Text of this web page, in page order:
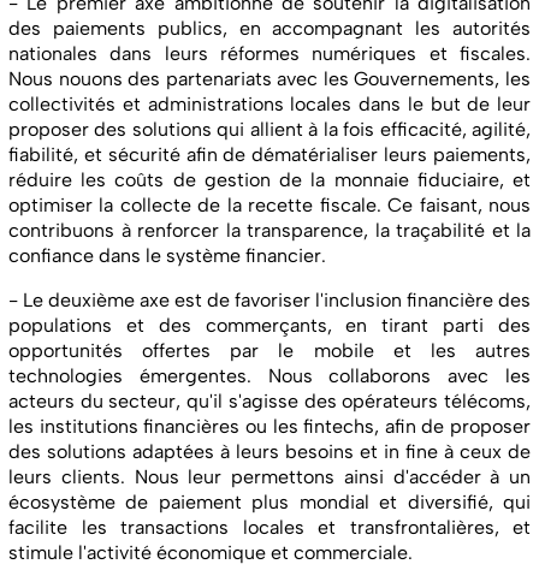
des paiements publics, en accompagnant les autorités
nationales dans leurs réformes numériques et fiscales.
Nous nouons des partenariats avec les Gouvernements, les
collectivités et administrations locales dans le but de leur
proposer des solutions qui allient à la fois efficacité, agilité,
fiabilité, et sécurité afin de dématérialiser leurs paiements,
réduire les coûts de gestion de la monnaie fiduciaire, et
optimiser la collecte de la recette fiscale. Ce faisant, nous
contribuons à renforcer la transparence, la traçabilité et la
confiance dans le système financier.
- Le deuxième axe est de favoriser l'inclusion financière des
populations et des commerçants, en tirant parti des
opportunités offertes par le mobile et les autres
technologies émergentes. Nous collaborons avec les
acteurs du secteur, qu'il s'agisse des opérateurs télécoms,
les institutions financières ou les fintechs, afin de proposer
des solutions adaptées à leurs besoins et in fine à ceux de
leurs clients. Nous leur permettons ainsi d'accéder à un
écosystème de paiement plus mondial et diversifié, qui
facilite les transactions locales et transfrontalières, et
stimule l'activité économique et commerciale.